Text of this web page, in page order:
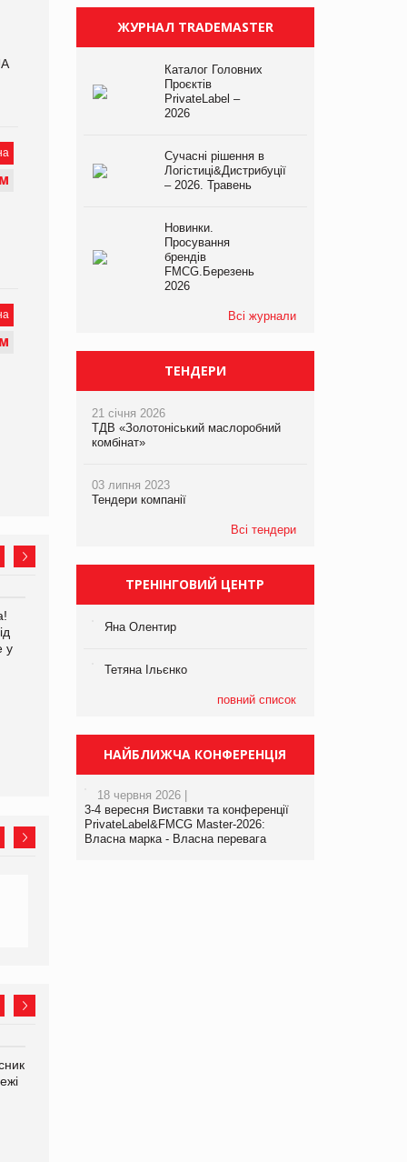
М
М
у
кампанію «Хто б знав» про
не очікують побачити на
ЖУРНАЛ TRADEMASTER
Каталог Головних
Проєктів
PrivateLabel –
2026
Сучасні рішення в
Логістиці&Дистрибуції
– 2026. Травень
Новинки.
Просування
брендів
FMCG.Березень
2026
Всі журнали
ТЕНДЕРИ
21 січня 2026
ТДВ «Золотоніський маслоробний
комбінат»
03 липня 2023
Тендери компанії
Всі тендери
ТРЕНІНГОВИЙ ЦЕНТР
Яна Олентир
Тетяна Ільєнко
повний список
НАЙБЛИЖЧА КОНФЕРЕНЦІЯ
18 червня 2026 |
3-4 вересня Виставки та конференції
PrivateLabel&FMCG Master-2026:
Власна марка - Власна перевага